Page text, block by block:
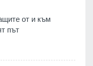
от и към
път